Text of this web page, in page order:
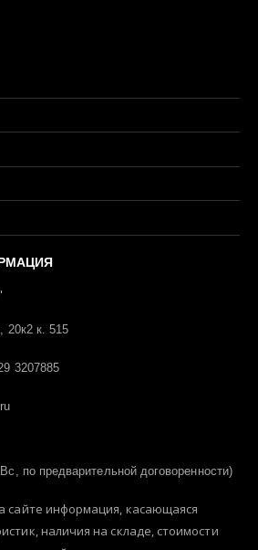
20к2 к. 515
3207885
по предварительной договоренности)
сайте информация, касающаяся
наличия на складе, стоимости